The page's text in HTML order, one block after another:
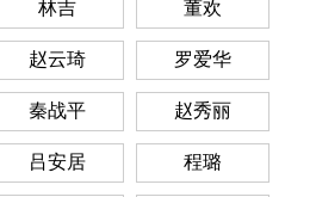
林吉 董欢
赵云琦 罗爱华
秦战平 赵秀丽
吕安居 程璐